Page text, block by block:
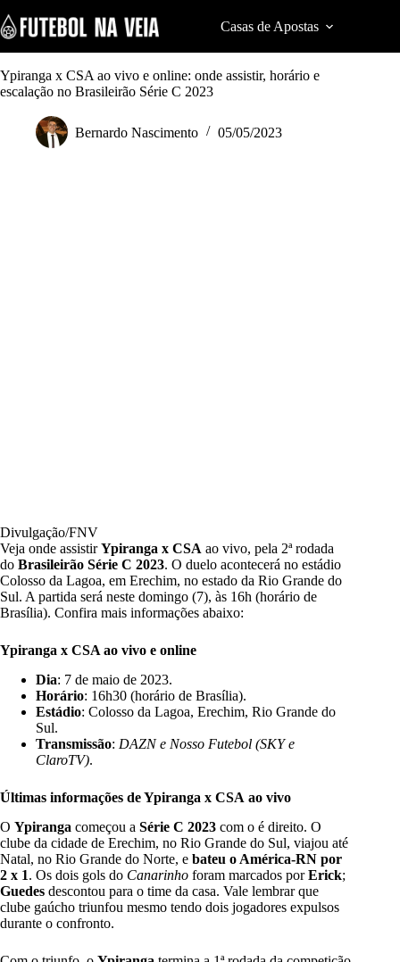
k
i
p
t
o
Casas de Apostas
Ypiranga x CSA ao vivo e online: onde assistir, horário e
escalação no Brasileirão Série C 2023
Bernardo Nascimento 05/05/2023
Divulgação/FNV
Veja onde assistirYpiranga x CSA ao vivo, pela 2ª rodada
do Brasileirão Série C 2023. O duelo acontecerá no estádio
Colosso da Lagoa, em Erechim, no estado da Rio Grande do
Sul. A partida será neste domingo (7), às 16h (horário de
Brasília). Confira mais informações abaixo:
Ypiranga x CSA ao vivo e online
Dia: 7 de maio de 2023.
Horário: 16h30 (horário de Brasília).
Estádio: Colosso da Lagoa, Erechim, Rio Grande do
Sul.
Transmissão: DAZN e Nosso Futebol (SKY e
ClaroTV).
Últimas informações de Ypiranga x CSA ao vivo
O Ypiranga começou a Série C 2023 com o é direito. O
clube da cidade de Erechim, no Rio Grande do Sul, viajou até
Natal, no Rio Grande do Norte, e bateu o América-RN por
2 x 1. Os dois gols do Canarinho foram marcados porErick;
Guedes descontou para o time da casa. Vale lembrar que
clube gaúcho triunfou mesmo tendo dois jogadores expulsos
durante o confronto.